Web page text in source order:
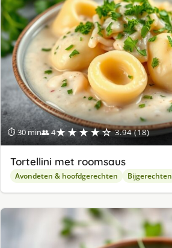
⏱ 30 min👥 4★★★★☆ 3.94 (18)
Tortellini met roomsaus
Avondeten & hoofdgerechten Bijgerechten